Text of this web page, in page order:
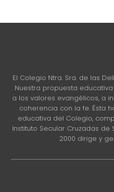
El Colegio Ntra. Sra. de las
Nuestra propuesta
a los valores evangélicos, a
coherencia con la fe. Ésta
educativa del Colegio,
Instituto Secular Cruzadas
2000 dirige y